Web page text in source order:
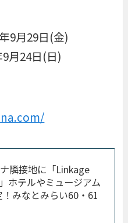
9月29日(金)
月24日(日)
隣接地に「Linkage
ホテルやミュージアム
みなとみらい60・61